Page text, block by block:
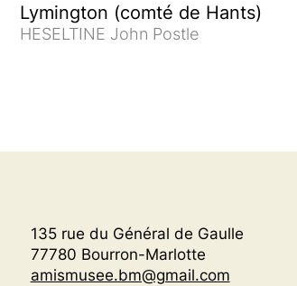
Lymington (comté de Hants)
HESELTINE John Postle
135 rue du Général de Gaulle
77780 Bourron-Marlotte
amismusee.bm@gmail.com